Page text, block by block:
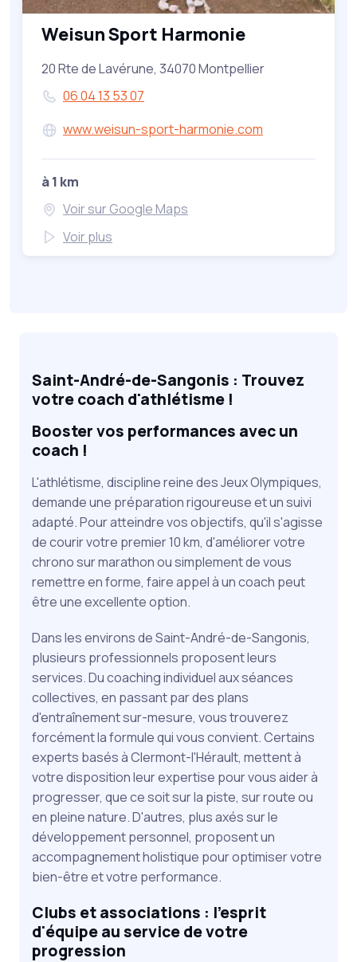
Weisun Sport Harmonie
20 Rte de Lavérune, 34070 Montpellier
06 04 13 53 07
www.weisun-sport-harmonie.com
à 1 km
Voir sur Google Maps
Voir plus
Saint-André-de-Sangonis : Trouvez
votre coach d'athlétisme !
Booster vos performances avec un
coach !
L'athlétisme, discipline reine des Jeux Olympiques,
demande une préparation rigoureuse et un suivi
adapté. Pour atteindre vos objectifs, qu'il s'agisse
de courir votre premier 10 km, d'améliorer votre
chrono sur marathon ou simplement de vous
remettre en forme, faire appel à un coach peut
être une excellente option.
Dans les environs de Saint-André-de-Sangonis,
plusieurs professionnels proposent leurs
services. Du coaching individuel aux séances
collectives, en passant par des plans
d'entraînement sur-mesure, vous trouverez
forcément la formule qui vous convient. Certains
experts basés à Clermont-l'Hérault, mettent à
votre disposition leur expertise pour vous aider à
progresser, que ce soit sur la piste, sur route ou
en pleine nature. D'autres, plus axés sur le
développement personnel, proposent un
accompagnement holistique pour optimiser votre
bien-être et votre performance.
Clubs et associations : l'esprit
d'équipe au service de votre
progression